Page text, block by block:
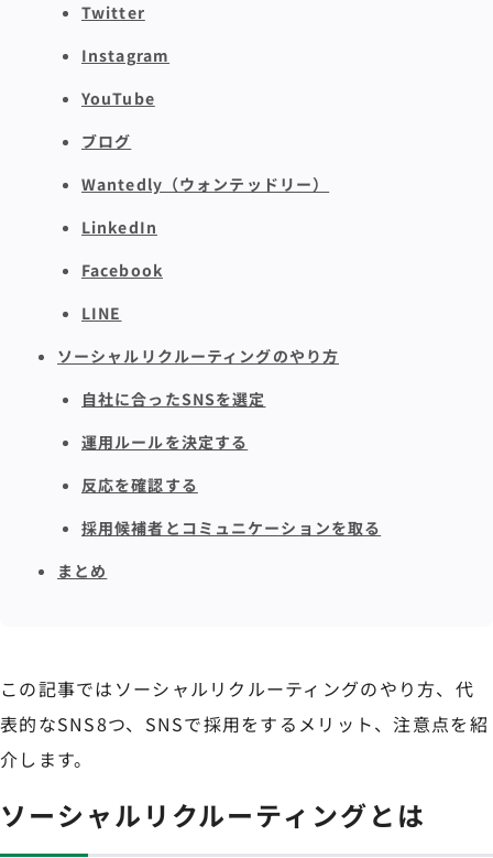
Twitter
Instagram
YouTube
ブログ
Wantedly（ウォンテッドリー）
LinkedIn
Facebook
LINE
ソーシャルリクルーティングのやり方
自社に合ったSNSを選定
運用ルールを決定する
反応を確認する
採用候補者とコミュニケーションを取る
まとめ
この記事ではソーシャルリクルーティングのやり方、代
表的なSNS8つ、SNSで採用をするメリット、注意点を紹
介します。
ソーシャルリクルーティングとは